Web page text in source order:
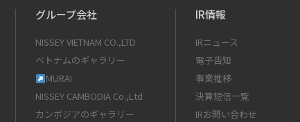
グループ会社
NISSEY VIETNAM CO.,LTD
ベトナムのギャラリー
MURAI
NISSEY CAMBODIA Co.,Ltd
カンボジアのギャラリー
IR情報
IRニュース
電子告知
事業推移
決算短信一覧
IRお問い合わせ